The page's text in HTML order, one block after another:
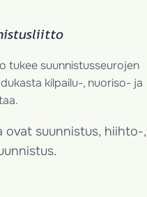
tukee suunnistusseurojen
kilpailu-, nuoriso- ja
ovat suunnistus, hiihto-,